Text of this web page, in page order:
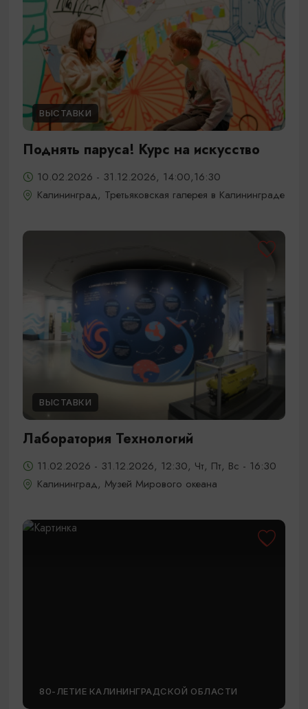
ВЫСТАВКИ
Поднять паруса! Курс на искусство
10.02.2026 - 31.12.2026, 14:00,16:30
Калининград, Третьяковская галерея в Калининграде
ВЫСТАВКИ
Лаборатория Технологий
11.02.2026 - 31.12.2026, 12:30, Чт, Пт, Вс - 16:30
Калининград, Музей Мирового океана
80-ЛЕТИЕ КАЛИНИНГРАДСКОЙ ОБЛАСТИ